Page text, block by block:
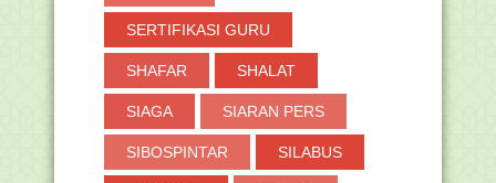
SERTIFIKASI GURU
SHAFAR SHALAT
SIAGA SIARAN PERS
SIBOSPINTAR SILABUS